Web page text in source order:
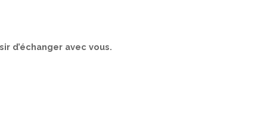
d’échanger avec vous.